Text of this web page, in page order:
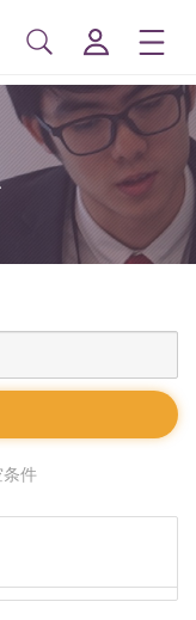
条件